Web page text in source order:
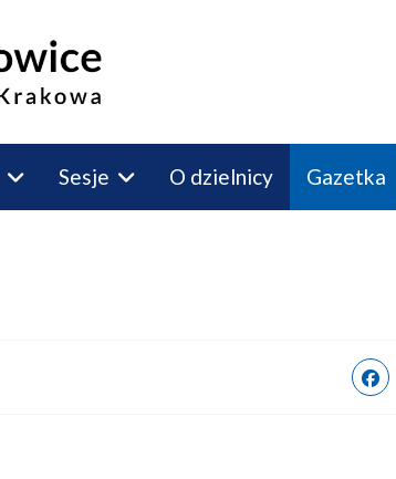
Sesje O dzielnicy Gazetka